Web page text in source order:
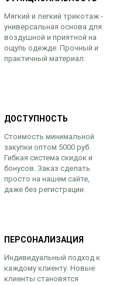
Мягкий и легкий трикотаж -
универсальная основа для
воздушной и приятной на
ощупь одежде. Прочный и
практичный материал.
ДОСТУПНОСТЬ
Стоимость минимальной
закупки оптом 5000 руб.
Гибкая система скидок и
бонусов. Заказ сделать
просто на нашем сайте,
даже без регистрации.
ПЕРСОНАЛИЗАЦИЯ
Индивидуальный подход к
каждому клиенту. Новые
клиенты становятся